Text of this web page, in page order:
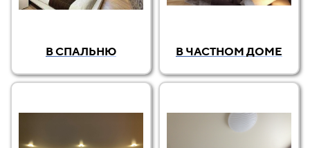
В СПАЛЬНЮ В ЧАСТНОМ ДОМЕ